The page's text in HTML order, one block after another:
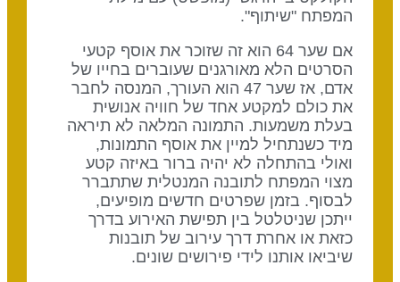
המפתח "שיתוף".
אם שער 64 הוא זה שזוכר את אוסף קטעי
הסרטים הלא מאורגנים שעוברים בחייו של
אדם, אז שער 47 הוא העורך, המנסה לחבר
את כולם למקטע אחד של חוויה אנושית
בעלת משמעות. התמונה המלאה לא תיראה
מיד כשנתחיל למיין את אוסף התמונות,
ואולי בהתחלה לא יהיה ברור באיזה קטע
מצוי המפתח לתובנה המנטלית שתתברר
לבסוף. בזמן שפרטים חדשים מופיעים,
ייתכן שניטלטל בין תפישת האירוע בדרך
כזאת או אחרת דרך עירוב של תובנות
שיביאו אותנו לידי פירושים שונים.